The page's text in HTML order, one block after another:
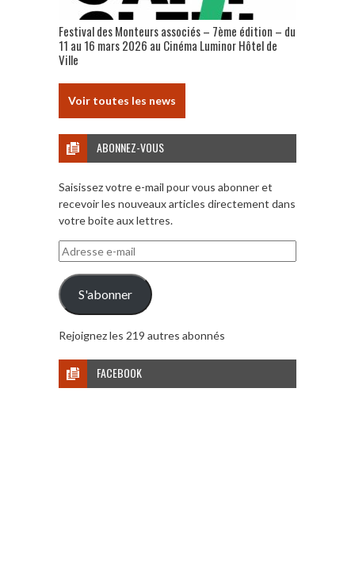
Festival des Monteurs associés – 7ème édition – du
11 au 16 mars 2026 au Cinéma Luminor Hôtel de
Ville
Voir toutes les news
ABONNEZ-VOUS
Saisissez votre e-mail pour vous abonner et
recevoir les nouveaux articles directement dans
votre boite aux lettres.
Adresse
e-
mail
S'abonner
Rejoignez les 219 autres abonnés
FACEBOOK